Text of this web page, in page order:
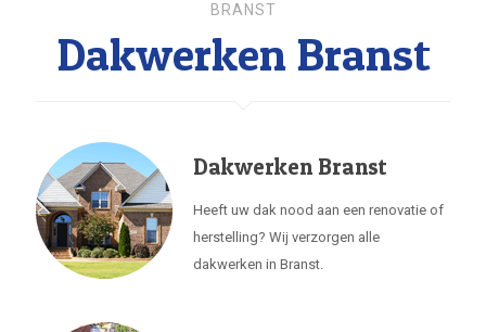
BRANST
Dakwerken Branst
Dakwerken Branst
Heeft uw dak nood aan een renovatie of
herstelling? Wij verzorgen alle
dakwerken in Branst.